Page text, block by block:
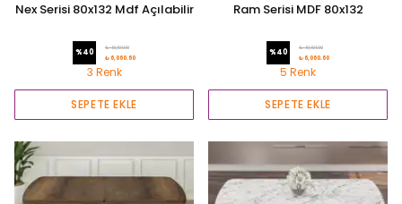
Nex Serisi 80x132 Mdf Açılabilir
%40
₺ 10,101.00
₺ 6,060.60
3 Renk
SEPETE EKLE
Ram Serisi MDF 80x132
%40
₺ 10,101.00
₺ 6,060.60
5 Renk
SEPETE EKLE